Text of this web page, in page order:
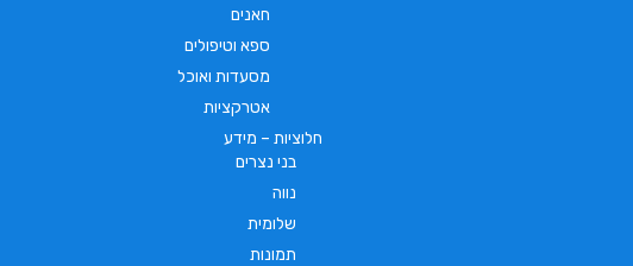
חאנים
ספא וטיפולים
מסעדות ואוכל
אטרקציות
חלוציות – מידע
בני נצרים
נווה
שלומית
תמונות